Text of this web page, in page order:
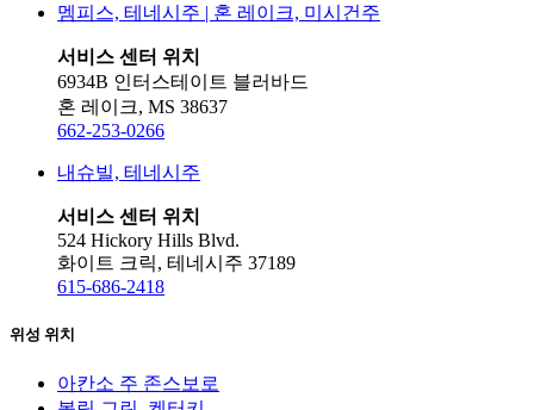
멤피스, 테네시주 | 혼 레이크, 미시건주
서비스 센터 위치
6934B 인터스테이트 블러바드
혼 레이크, MS 38637
662-253-0266
내슈빌, 테네시주
서비스 센터 위치
524 Hickory Hills Blvd.
화이트 크릭, 테네시주 37189
615-686-2418
위성 위치
아칸소 주 존스보로